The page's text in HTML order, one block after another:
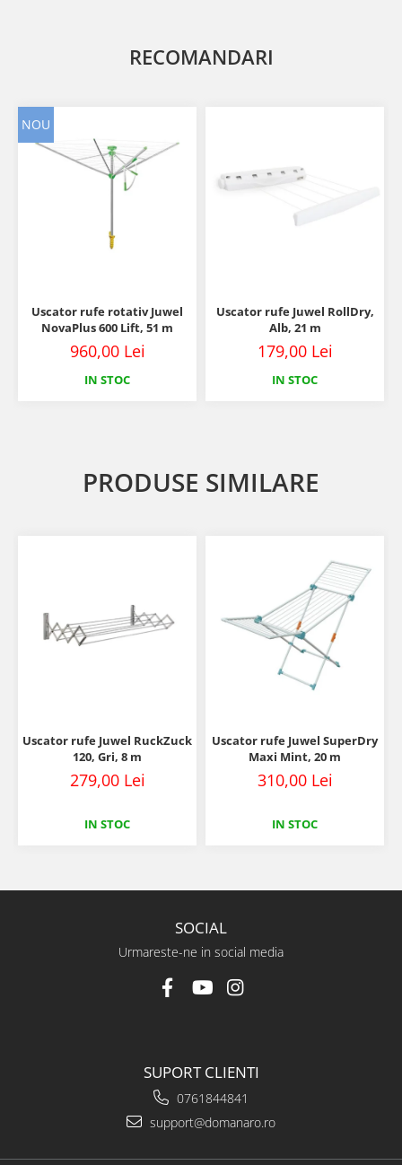
RECOMANDARI
NOU
Uscator rufe rotativ Juwel
NovaPlus 600 Lift, 51 m
960,00 Lei
IN STOC
Uscator rufe Juwel RollDry,
Alb, 21 m
179,00 Lei
IN STOC
PRODUSE SIMILARE
Uscator rufe Juwel RuckZuck
120, Gri, 8 m
279,00 Lei
IN STOC
Uscator rufe Juwel SuperDry
Maxi Mint, 20 m
310,00 Lei
IN STOC
SOCIAL
Urmareste-ne in social media
SUPORT CLIENTI
0761844841
support@domanaro.ro